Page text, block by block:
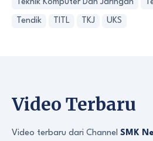
Teknik Komputer Dan Jaringan
Tendik TITL TKJ UKS
Video Terbaru
Video terbaru dari Channel SMK